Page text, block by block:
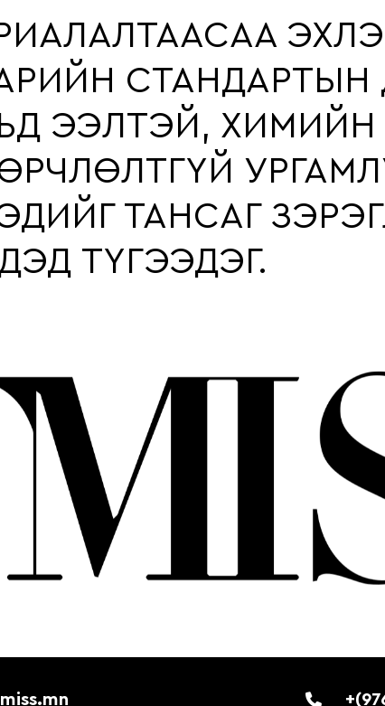
СТАНДАРТЫН
ЭЭЛТЭЙ,
ТАНСАГ
ТҮГЭЭДЭГ.